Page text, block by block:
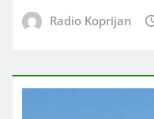
Radio Koprijan